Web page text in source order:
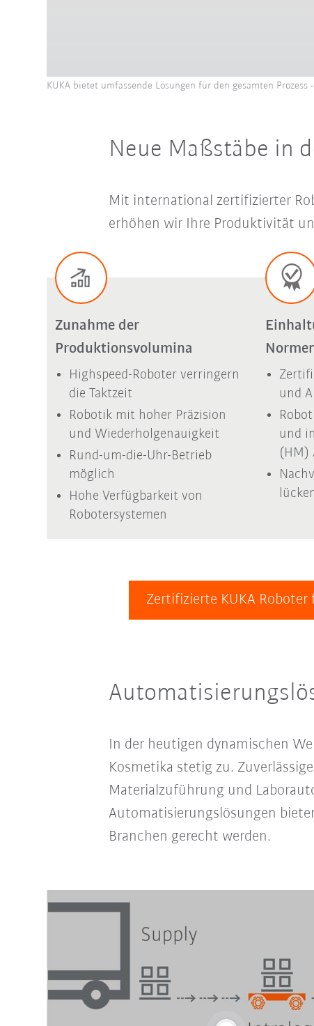
KUKA bietet umfassende Lösungen für den gesamten
Neue Maßstäbe in
Mit international zertifizierter
erhöhen wir Ihre Produktivität
Zunahme der
Produktionsvolumina
Highspeed-Roboter verringern
die Taktzeit
Robotik mit hoher Präzision
und Wiederholgenauigkeit
Rund-um-die-Uhr-Betrieb
möglich
Hohe Verfügbarkeit von
Robotersystemen
und
und
(HM)
Zertifizierte KUKA
In der heutigen dynamischen
Kosmetika stetig zu.
Materialzuführung und
Automatisierungslösungen
Branchen gerecht werden.